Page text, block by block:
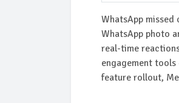
WhatsApp
WhatsApp photo
real-time
engagement tools
feature rollout,